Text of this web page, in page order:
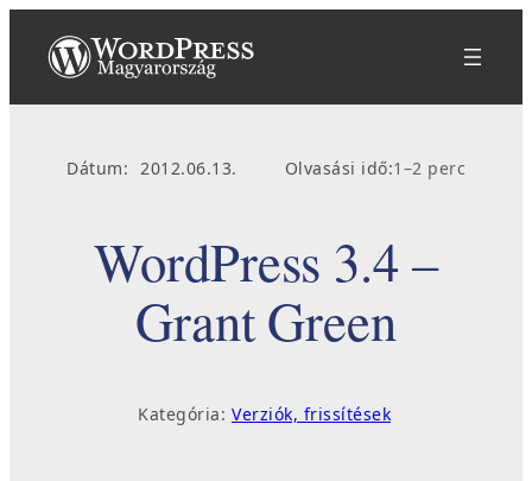
tartalomhoz
Dátum: 2012.06.13. Olvasási idő:1–2 perc
WordPress 3.4 –
Grant Green
Kategória: Verziók, frissítések